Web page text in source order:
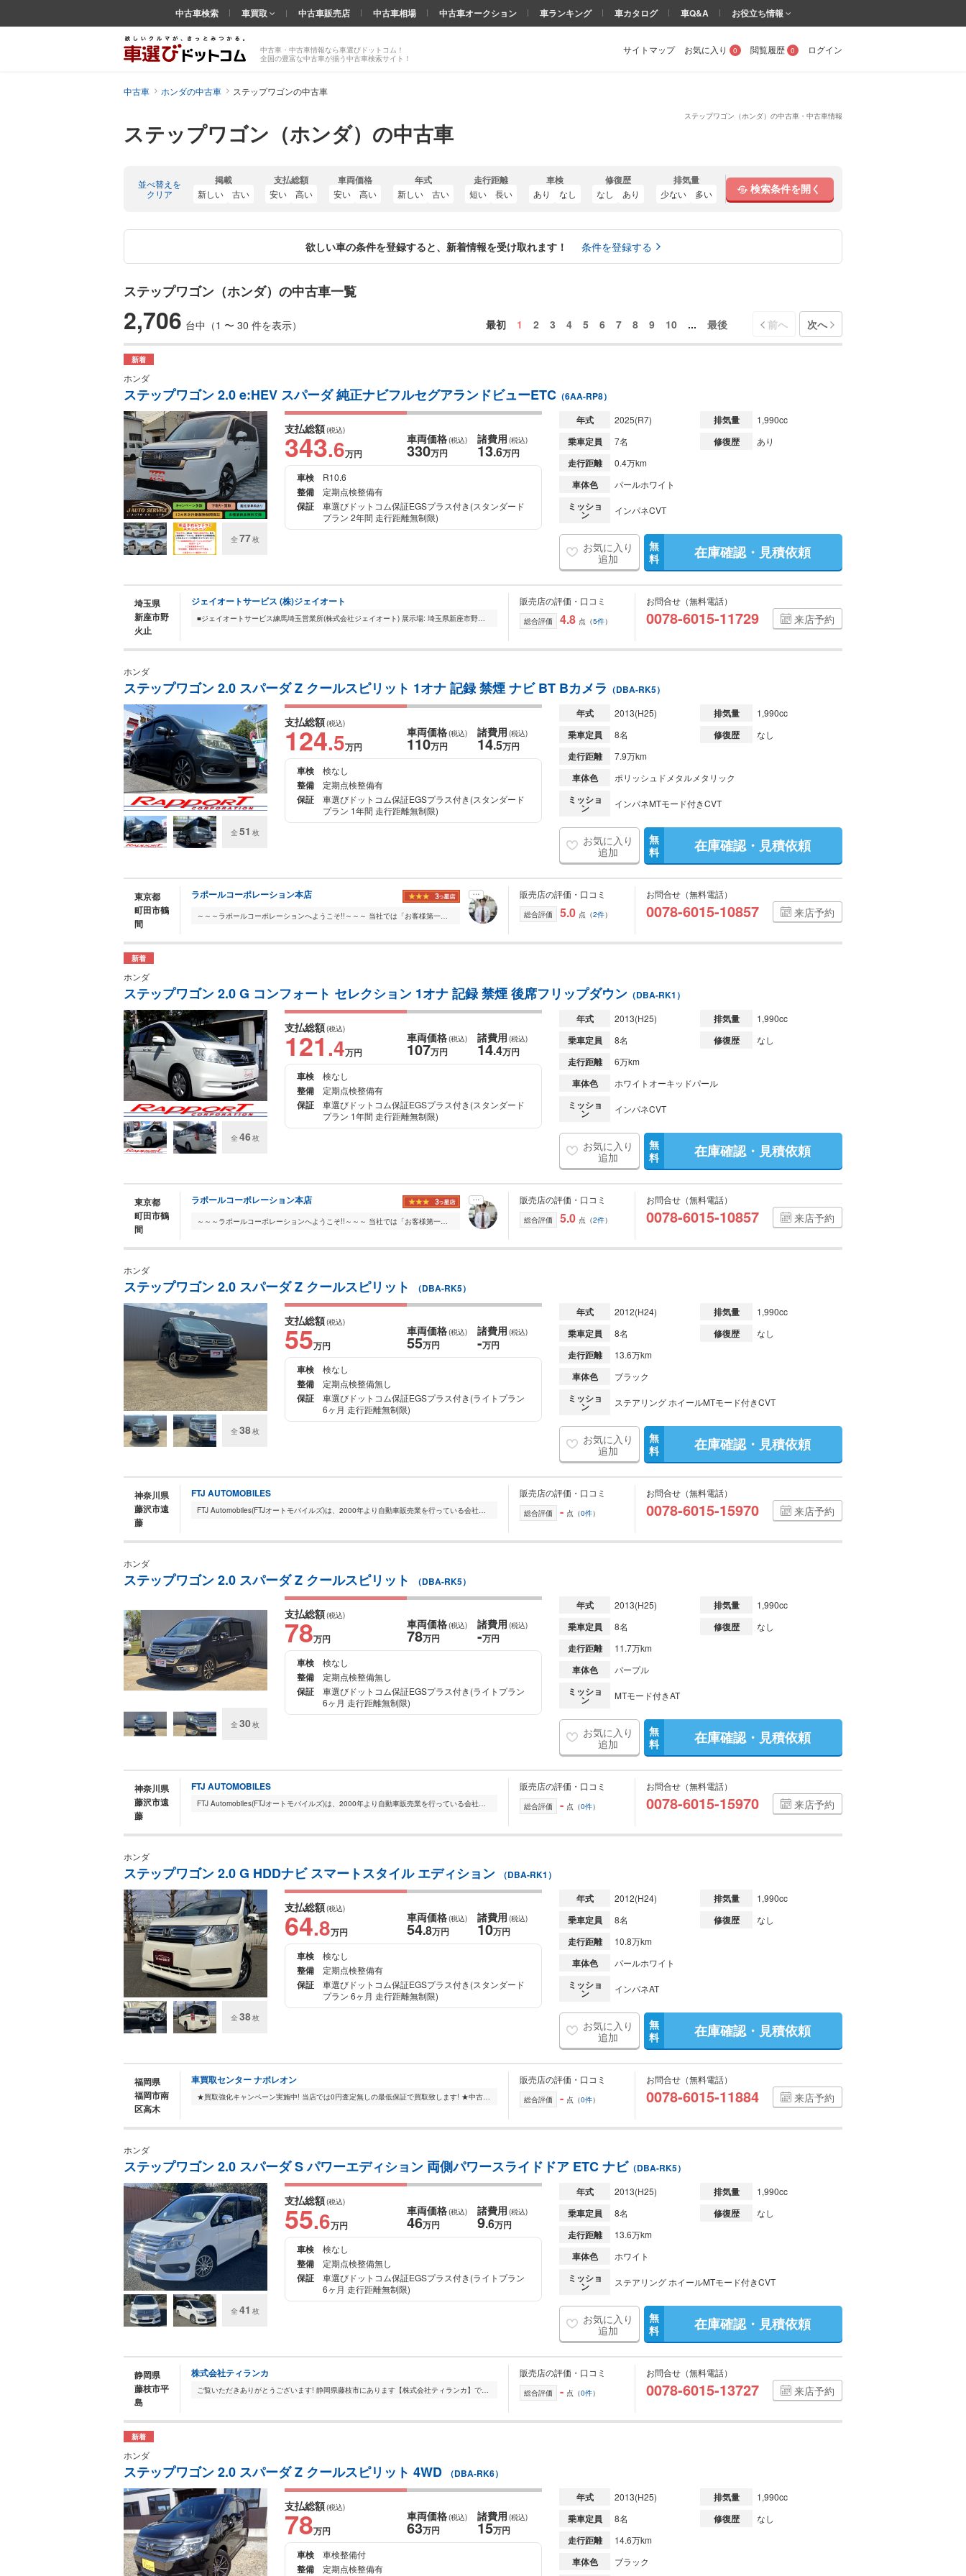
ステップワゴン（ホンダ）の中古車・中古車情報
ステップワゴン（ホンダ）の中古車
中古車・中古車情報なら車選びドットコム！
全国の豊富な中古車が揃う中古車検索サイト！
サイトマップ お気に入り 0 閲覧履歴 0 ログイン
中古車検索 車買取 中古車販売店 中古車相場 中古車オークション 車ランキング 車カタログ 車Q&A お役立ち情報
中古車 ホンダの中古車 ステップワゴンの中古車
並べ替えを
クリア
掲載
新しい 古い
支払総額
安い 高い
車両価格
安い 高い
年式
新しい 古い
走行距離
短い 長い
車検
あり なし
修復歴
なし あり
排気量
少ない 多い 検索条件を開く
欲しい車の条件を登録すると、新着情報を受け取れます！ 条件を登録する
ステップワゴン（ホンダ）の中古車一覧
2,706 台中（1 〜 30 件を表示） 最初 1 2 3 4 5 6 7 8 9 10 ... 最後 前へ 次へ
新着
ホンダ
ステップワゴン 2.0 e:HEV スパーダ 純正ナビフルセグアランドビューETC （6AA-RP8）
全 77枚
支払総額(税込)
343.6万円
車両価格(税込)
330万円
諸費用 (税込)
13.6万円
車検
R10.6
整備 定期点検整備有
保証
車選びドットコム保証EGSプラス付き(スタンダード
プラン 2年間 走行距離無制限)
年式 2025(R7) 排気量 1,990cc
乗車定員 7名 修復歴 あり
走行距離 0.4万km
車体色 パールホワイト
ミッショ
ン インパネCVT
お気に入り
追加
無
料
在庫確認・見積依頼
埼玉県
新座市野
火止
ジェイオートサービス (株)ジェイオート
■ジェイオートサービス練馬埼玉営業所(株式会社ジェイオート) 展示場: 埼玉県新座市野火止2-10-30■ 弊社では、お客様にお求めになりやすい価格にてディーラー下取車を中...
販売店の評価・口コミ
総合評価 4.8 点（5件）
お問合せ（無料電話）
0078-6015-11729 来店予約
ホンダ
ステップワゴン 2.0 スパーダ Z クールスピリット 1オナ 記録 禁煙 ナビ BT Bカメラ （DBA-RK5）
全 51 枚
支払総額(税込)
124.5万円
車両価格(税込)
110万円
諸費用 (税込)
14.5万円
車検
検なし
整備 定期点検整備有
保証
車選びドットコム保証EGSプラス付き(スタンダード
プラン 1年間 走行距離無制限)
年式 2013(H25) 排気量 1,990cc
乗車定員 8名 修復歴 なし
走行距離 7.9万km
車体色 ポリッシュドメタルメタリック
ミッショ
ン インパネMTモード付きCVT
お気に入り
追加
無
料
在庫確認・見積依頼
東京都
町田市鶴
間
ラポールコーポレーション本店
～～～ラポールコーポレーションへようこそ!!～～～ 当社では「お客様第一主義」をモットーにしております。 高品質なお車を低価格でご提案出来る様、お客様目線の仕入...
販売店の評価・口コミ
総合評価 5.0 点（2件）
お問合せ（無料電話）
0078-6015-10857 来店予約
新着
ホンダ
ステップワゴン 2.0 G コンフォート セレクション 1オナ 記録 禁煙 後席フリップダウン （DBA-RK1）
全 46枚
支払総額(税込)
121.4万円
車両価格(税込)
107万円
諸費用 (税込)
14.4万円
車検
検なし
整備 定期点検整備有
保証
車選びドットコム保証EGSプラス付き(スタンダード
プラン 1年間 走行距離無制限)
年式 2013(H25) 排気量 1,990cc
乗車定員 8名 修復歴 なし
走行距離 6万km
車体色 ホワイトオーキッドパール
ミッショ
ン インパネCVT
お気に入り
追加
無
料
在庫確認・見積依頼
東京都
町田市鶴
間
ラポールコーポレーション本店
～～～ラポールコーポレーションへようこそ!!～～～ 当社では「お客様第一主義」をモットーにしております。 高品質なお車を低価格でご提案出来る様、お客様目線の仕入...
販売店の評価・口コミ
総合評価 5.0 点（2件）
お問合せ（無料電話）
0078-6015-10857 来店予約
ホンダ
ステップワゴン 2.0 スパーダ Z クールスピリット （DBA-RK5）
全 38枚
支払総額(税込)
55万円
車両価格(税込)
55万円
諸費用 (税込)
-万円
車検
検なし
整備 定期点検整備無し
保証
車選びドットコム保証EGSプラス付き(ライトプラン
6ヶ月 走行距離無制限)
年式 2012(H24) 排気量 1,990cc
乗車定員 8名 修復歴 なし
走行距離 13.6万km
車体色 ブラック
ミッショ
ン ステアリング ホイールMTモード付きCVT
お気に入り
追加
無
料
在庫確認・見積依頼
神奈川県
藤沢市遠
藤
FTJ AUTOMOBILES
FTJ Automobiles(FTJオートモバイルズ)は、2000年より自動車販売業を行っている会社です。 中古車の買取・販売・輸出を中心に幅広く対応しております。 本社:千葉県山武...
販売店の評価・口コミ
総合評価 - 点（0件）
お問合せ（無料電話）
0078-6015-15970 来店予約
ホンダ
ステップワゴン 2.0 スパーダ Z クールスピリット （DBA-RK5）
全 30枚
支払総額(税込)
78万円
車両価格(税込)
78万円
諸費用 (税込)
-万円
車検
検なし
整備 定期点検整備無し
保証
車選びドットコム保証EGSプラス付き(ライトプラン
6ヶ月 走行距離無制限)
年式 2013(H25) 排気量 1,990cc
乗車定員 8名 修復歴 なし
走行距離 11.7万km
車体色 パープル
ミッショ
ン MTモード付きAT
お気に入り
追加
無
料
在庫確認・見積依頼
神奈川県
藤沢市遠
藤
FTJ AUTOMOBILES
FTJ Automobiles(FTJオートモバイルズ)は、2000年より自動車販売業を行っている会社です。 中古車の買取・販売・輸出を中心に幅広く対応しております。 本社:千葉県山武...
販売店の評価・口コミ
総合評価 - 点（0件）
お問合せ（無料電話）
0078-6015-15970 来店予約
ホンダ
ステップワゴン 2.0 G HDDナビ スマートスタイル エディション （DBA-RK1）
全 38枚
支払総額(税込)
64.8万円
車両価格(税込)
54.8万円
諸費用 (税込)
10万円
車検
検なし
整備 定期点検整備有
保証
車選びドットコム保証EGSプラス付き(スタンダード
プラン 6ヶ月 走行距離無制限)
年式 2012(H24) 排気量 1,990cc
乗車定員 8名 修復歴 なし
走行距離 10.8万km
車体色 パールホワイト
ミッショ
ン インパネAT
お気に入り
追加
無
料
在庫確認・見積依頼
福岡県
福岡市南
区高木
車買取センター ナポレオン
★買取強化キャンペーン実施中! 当店では0円査定無しの最低保証で買取致します! ★中古車の販売に関しましても丁寧に対応いたします。 ★車買取センターナポレオンでは...
販売店の評価・口コミ
総合評価 - 点（0件）
お問合せ（無料電話）
0078-6015-11884 来店予約
ホンダ
ステップワゴン 2.0 スパーダ S パワーエディション 両側パワースライドドア ETC ナビ （DBA-RK5）
全 41 枚
支払総額(税込)
55.6万円
車両価格(税込)
46万円
諸費用 (税込)
9.6万円
車検
検なし
整備 定期点検整備無し
保証
車選びドットコム保証EGSプラス付き(ライトプラン
6ヶ月 走行距離無制限)
年式 2013(H25) 排気量 1,990cc
乗車定員 8名 修復歴 なし
走行距離 13.6万km
車体色 ホワイト
ミッショ
ン ステアリング ホイールMTモード付きCVT
お気に入り
追加
無
料
在庫確認・見積依頼
静岡県
藤枝市平
島
株式会社ティランカ
ご覧いただきありがとうございます! 静岡県藤枝市にあります【株式会社ティランカ】です。 ■当店は、国産車をメインに多数在庫を取り揃えております!! お客様にぴった...
販売店の評価・口コミ
総合評価 - 点（0件）
お問合せ（無料電話）
0078-6015-13727 来店予約
新着
ホンダ
ステップワゴン 2.0 スパーダ Z クールスピリット 4WD （DBA-RK6）
支払総額(税込)
78万円
車両価格(税込)
63万円
諸費用 (税込)
15万円
車検
車検整備付
整備 定期点検整備有
年式 2013(H25) 排気量 1,990cc
乗車定員 8名 修復歴 なし
走行距離 14.6万km
車体色 ブラック